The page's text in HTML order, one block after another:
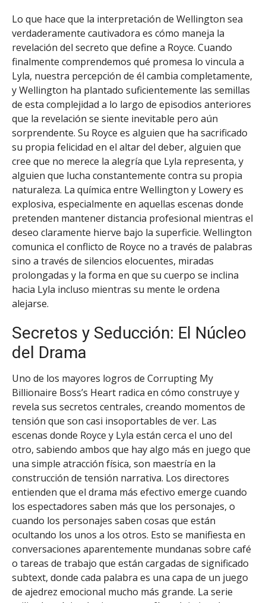
Lo que hace que la interpretación de Wellington sea
verdaderamente cautivadora es cómo maneja la
revelación del secreto que define a Royce. Cuando
finalmente comprendemos qué promesa lo vincula a
Lyla, nuestra percepción de él cambia completamente,
y Wellington ha plantado suficientemente las semillas
de esta complejidad a lo largo de episodios anteriores
que la revelación se siente inevitable pero aún
sorprendente. Su Royce es alguien que ha sacrificado
su propia felicidad en el altar del deber, alguien que
cree que no merece la alegría que Lyla representa, y
alguien que lucha constantemente contra su propia
naturaleza. La química entre Wellington y Lowery es
explosiva, especialmente en aquellas escenas donde
pretenden mantener distancia profesional mientras el
deseo claramente hierve bajo la superficie. Wellington
comunica el conflicto de Royce no a través de palabras
sino a través de silencios elocuentes, miradas
prolongadas y la forma en que su cuerpo se inclina
hacia Lyla incluso mientras su mente le ordena
alejarse.
Secretos y Seducción: El Núcleo
del Drama
Uno de los mayores logros de Corrupting My
Billionaire Boss’s Heart radica en cómo construye y
revela sus secretos centrales, creando momentos de
tensión que son casi insoportables de ver. Las
escenas donde Royce y Lyla están cerca el uno del
otro, sabiendo ambos que hay algo más en juego que
una simple atracción física, son maestría en la
construcción de tensión narrativa. Los directores
entienden que el drama más efectivo emerge cuando
los espectadores saben más que los personajes, o
cuando los personajes saben cosas que están
ocultando los unos a los otros. Esto se manifiesta en
conversaciones aparentemente mundanas sobre café
o tareas de trabajo que están cargadas de significado
subtext, donde cada palabra es una capa de un juego
de ajedrez emocional mucho más grande. La serie